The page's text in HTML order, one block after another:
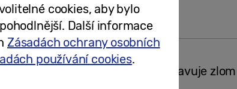
dálkový ovladač SolarCell představuje
cookies, aby bylo
Další informace
Zásadách ochrany osobních
používání cookies.